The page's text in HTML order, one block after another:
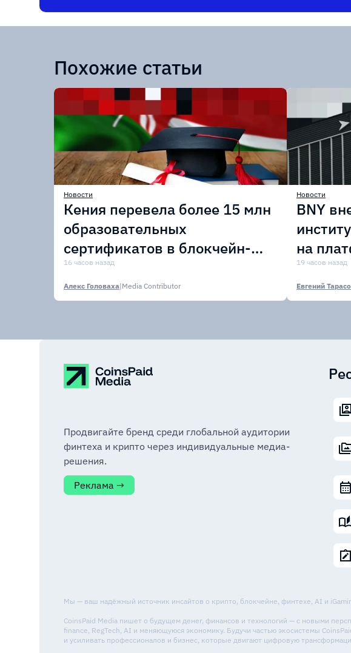
Похожие статьи
Новости
Кения перевела более 15 млн
образовательных
сертификатов в блокчейн-
сеть Avalanche
16 часов назад
Алекс Головаха|Media Contributor
Новости
BNY
на
Custody
19 часов назад
Евгений
Продвигайте бренд среди глобальной аудитории
финтеха и крипто через индивидуальные медиа-
решения.
Реклама →
Мы — ваш надёжный источник инсайтов о крипто, блокчейне, финтехе, AI и
CoinsPaid Media пишет о будущем денег, финансов и технологий — с новыми
finance, RegTech, AI и меняющуюся экономику. Будучи частью экосистемы
и усиливать профессионалов и бизнес, которые двигают цифровую